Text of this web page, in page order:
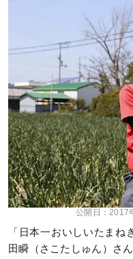
公開日：2017
「日本一おいしいたま
田瞬（さこたしゅん）さ